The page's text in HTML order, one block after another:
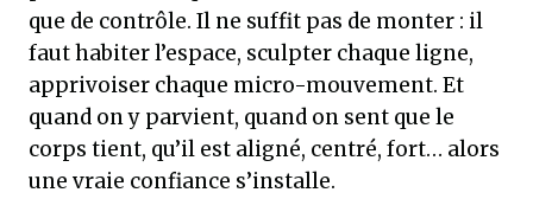
que de contrôle. Il ne suffit pas de monter : il
faut habiter l’espace, sculpter chaque ligne,
apprivoiser chaque micro-mouvement. Et
quand on y parvient, quand on sent que le
corps tient, qu’il est aligné, centré, fort… alors
une vraie confiance s’installe.